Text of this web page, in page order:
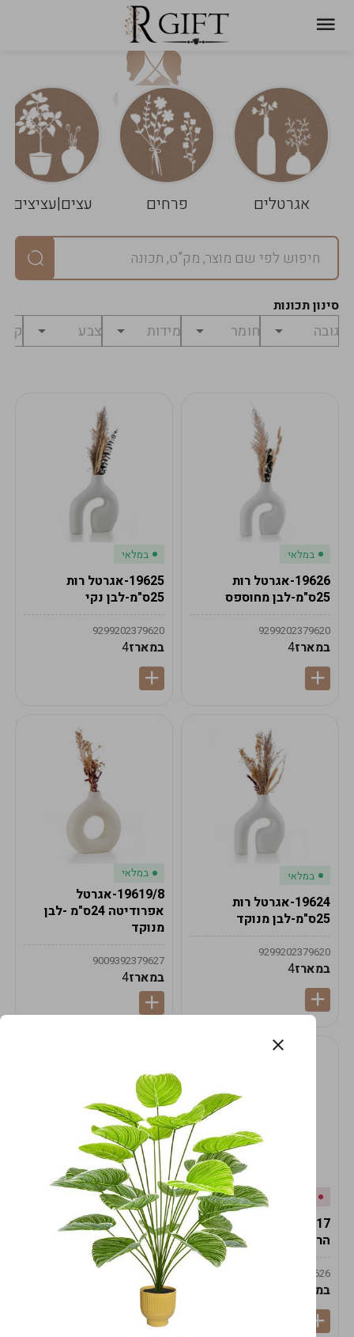
אגרטלים פרחים עצים|עציצים
סינון תכונות
במלאי
19626-אגרטל רות
25ס"מ-לבן מחוספס
9299202379620
במארז4
במלאי
19625-אגרטל רות
25ס"מ-לבן נקי
9299202379620
במארז4
במלאי
19624-אגרטל רות
25ס"מ-לבן מנוקד
9299202379620
במארז4
במלאי
19619/8-אגרטל
אפרודיטה 24ס"מ -לבן
מנוקד
9009392379627
במארז4
אזל המלאי
19617-2/17-אגרטל
הרמס 19ס"מ -לבן נקי
9009492379626
במארז
במלאי
19617/6-אגרטל הרמס
19ס"מ -לבן מנוקד
9009492379626
במארז
עגלת
שלך
ניקוי
הסל
במארז
מחיר
לפני
₪0
לתשלום